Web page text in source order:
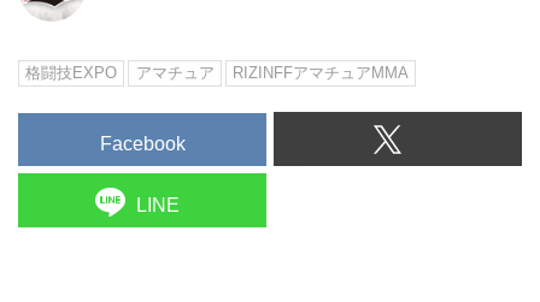
格闘技EXPO アマチュア RIZINFFアマチュアMMA
Facebook
LINE